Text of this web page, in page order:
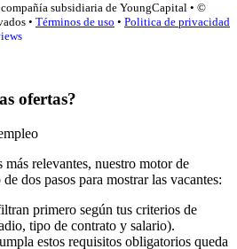
subsidiaria de YoungCapital • ©
• Términos de uso • Politica de privacidad
ofertas?
más relevantes, nuestro motor de
dos pasos para mostrar las vacantes:
primero según tus criterios de
tipo de contrato y salario).
estos requisitos obligatorios queda